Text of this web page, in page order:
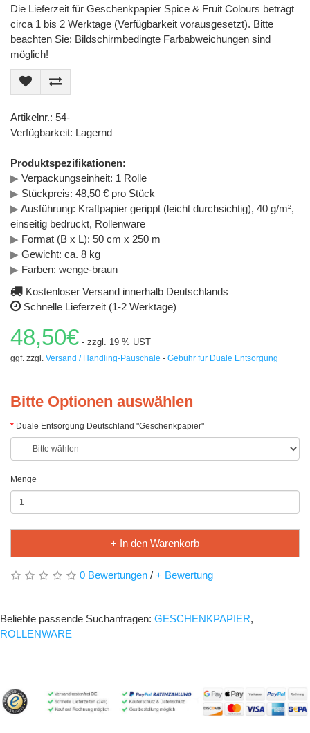
Die Lieferzeit für Geschenkpapier Spice & Fruit Colours beträgt
circa 1 bis 2 Werktage (Verfügbarkeit vorausgesetzt). Bitte
beachten Sie: Bildschirmbedingte Farbabweichungen sind
möglich!
Artikelnr.: 54-
Verfügbarkeit: Lagernd
Produktspezifikationen:
▶ Verpackungseinheit: 1 Rolle
▶ Stückpreis: 48,50 € pro Stück
▶ Ausführung: Kraftpapier gerippt (leicht durchsichtig), 40 g/m²,
einseitig bedruckt, Rollenware
▶ Format (B x L): 50 cm x 250 m
▶ Gewicht: ca. 8 kg
▶ Farben: wenge-braun
Kostenloser Versand innerhalb Deutschlands
Schnelle Lieferzeit (1-2 Werktage)
48,50€ - zzgl. 19 % UST
ggf. zzgl. Versand / Handling-Pauschale - Gebühr für Duale Entsorgung
Bitte Optionen auswählen
Duale Entsorgung Deutschland "Geschenkpapier"
Menge
+ In den Warenkorb
0 Bewertungen / + Bewertung
Beliebte passende Suchanfragen: GESCHENKPAPIER,
ROLLENWARE